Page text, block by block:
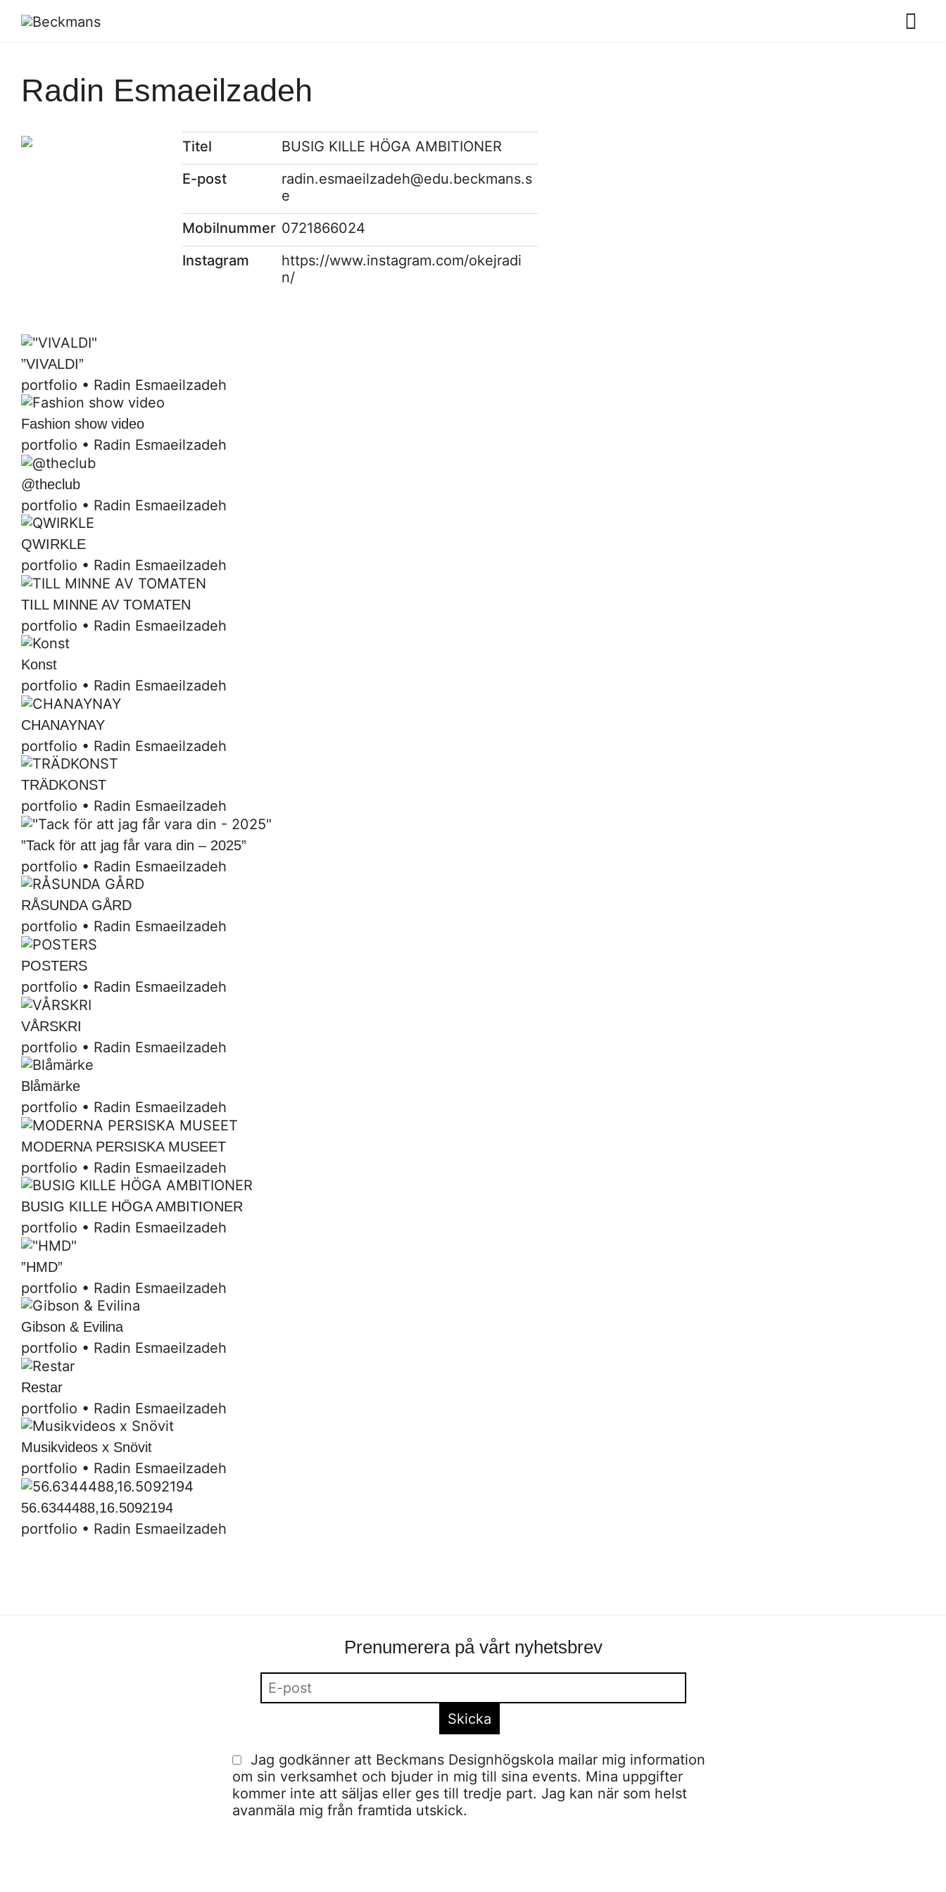
Radin Esmaeilzadeh
Titel
BUSIG KILLE HÖGA AMBITIONER
E-post
radin.esmaeilzadeh@edu.beckmans.s
e
Mobilnummer 0721866024
Instagram
https://www.instagram.com/okejradi
n/
”VIVALDI”
portfolio • Radin Esmaeilzadeh
Fashion show video
portfolio • Radin Esmaeilzadeh
@theclub
portfolio • Radin Esmaeilzadeh
QWIRKLE
portfolio • Radin Esmaeilzadeh
TILL MINNE AV TOMATEN
portfolio • Radin Esmaeilzadeh
Konst
portfolio • Radin Esmaeilzadeh
CHANAYNAY
portfolio • Radin Esmaeilzadeh
TRÄDKONST
portfolio • Radin Esmaeilzadeh
”Tack för att jag får vara din – 2025”
portfolio • Radin Esmaeilzadeh
RÅSUNDA GÅRD
portfolio • Radin Esmaeilzadeh
POSTERS
portfolio • Radin Esmaeilzadeh
VÅRSKRI
portfolio • Radin Esmaeilzadeh
Blåmärke
portfolio • Radin Esmaeilzadeh
MODERNA PERSISKA MUSEET
portfolio • Radin Esmaeilzadeh
BUSIG KILLE HÖGA AMBITIONER
portfolio • Radin Esmaeilzadeh
”HMD”
portfolio • Radin Esmaeilzadeh
Gibson & Evilina
portfolio • Radin Esmaeilzadeh
Restar
portfolio • Radin Esmaeilzadeh
Musikvideos x Snövit
portfolio • Radin Esmaeilzadeh
56.6344488,16.5092194
portfolio • Radin Esmaeilzadeh
Prenumerera på vårt nyhetsbrev
Jag godkänner att Beckmans Designhögskola mailar mig information
om sin verksamhet och bjuder in mig till sina events. Mina uppgifter
kommer inte att säljas eller ges till tredje part. Jag kan när som helst
avanmäla mig från framtida utskick.